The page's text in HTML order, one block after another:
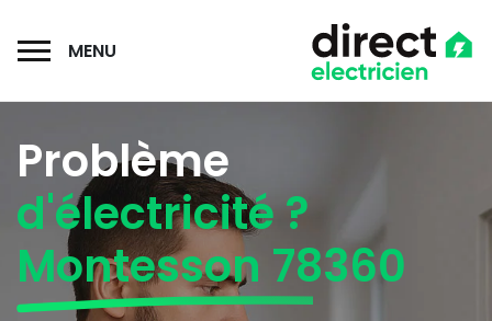
MENU
Problème
d'électricité ?
Montesson 78360